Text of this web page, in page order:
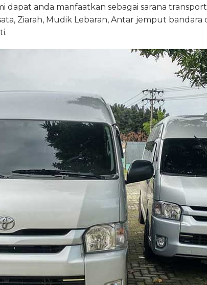
dapat anda manfaatkan sebagai sarana
Ziarah, Mudik Lebaran, Antar jemput